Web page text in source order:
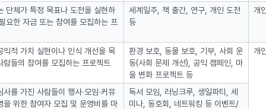
단체가 특정 목표나 도전을 실현하
요한 자금 또는 참여를 모집하는 프
세계일주, 책 출간, 연구, 개인 도전
등
개
익적 가치 실현이나 인식 개선을 목
람들의 참여를 모집하는 프로젝트
환경 보호, 동물 보호, 기부, 사회 운
동(사회 문제 개선), 공익 캠페인, 마
을 변화 프로젝트 등
개
사를 가진 사람들이 행사∙모임∙커뮤
을 위한 참여자 모집 및 운영비를 마
독서 모임, 러닝크루, 생일파티, 세
미나, 동호회, 네트워킹 등 이벤트/